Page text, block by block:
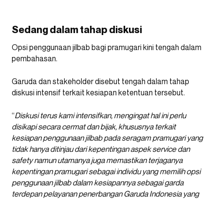
Sedang dalam tahap diskusi
Opsi penggunaan jilbab bagi pramugari kini tengah dalam
pembahasan.
Garuda dan stakeholder disebut tengah dalam tahap
diskusi intensif terkait kesiapan ketentuan tersebut.
“Diskusi terus kami intensifkan, mengingat hal ini perlu
disikapi secara cermat dan bijak, khususnya terkait
kesiapan penggunaan jilbab pada seragam pramugari yang
tidak hanya ditinjau dari kepentingan aspek service dan
safety namun utamanya juga memastikan terjaganya
kepentingan pramugari sebagai individu yang memilih opsi
penggunaan jilbab dalam kesiapannya sebagai garda
terdepan pelayanan penerbangan Garuda Indonesia yang